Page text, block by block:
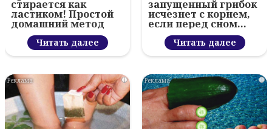
стирается как
ластиком! Простой
домашний метод
Читать далее
запущенный грибок
исчезнет с корнем,
если перед сном…
Читать далее
i i